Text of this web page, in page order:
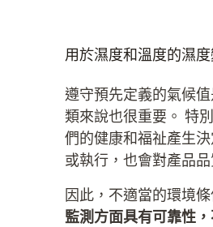
用於濕度和溫度的濕
遵守預先定義的氣候
類來說也很重要。 特
們的健康和福祉產生
或執行，也會對產品
因此，不適當的環境
監測方面具有可靠性